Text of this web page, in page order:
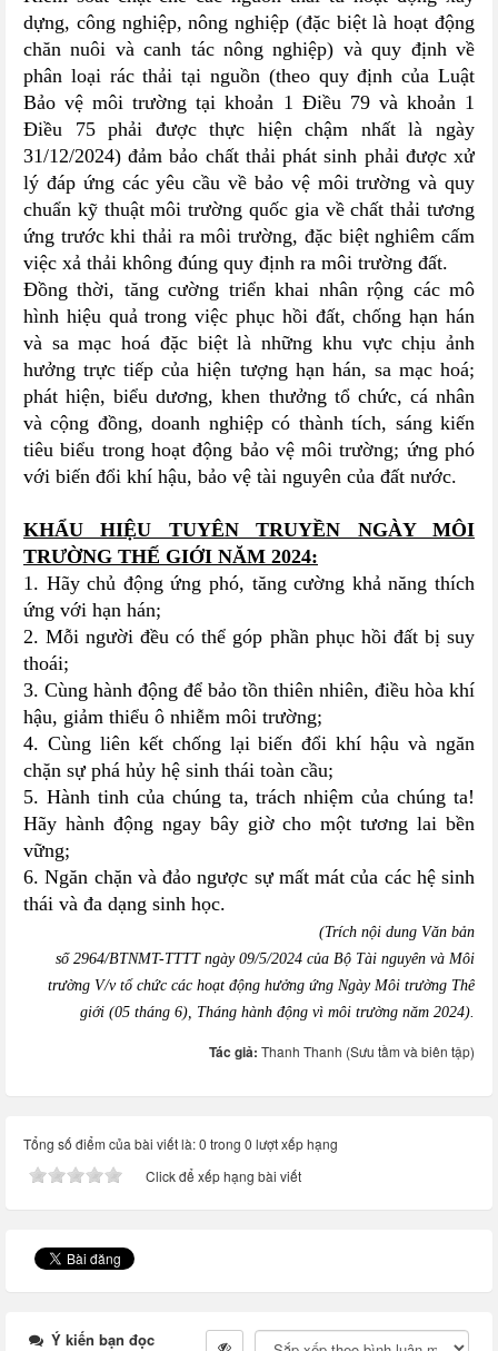
dựng, công nghiệp, nông nghiệp (đặc biệt là hoạt động
chăn nuôi và canh tác nông nghiệp) và quy định về
phân loại rác thải tại nguồn (theo quy định của Luật
Bảo vệ môi trường tại khoản 1 Điều 79 và khoản 1
Điều 75 phải được thực hiện chậm nhất là ngày
31/12/2024) đảm bảo chất thải phát sinh phải được xử
lý đáp ứng các yêu cầu về bảo vệ môi trường và quy
chuẩn kỹ thuật môi trường quốc gia về chất thải tương
ứng trước khi thải ra môi trường, đặc biệt nghiêm cấm
việc xả thải không đúng quy định ra môi trường đất.
Đồng thời, tăng cường triển khai nhân rộng các mô
hình hiệu quả trong việc phục hồi đất, chống hạn hán
và sa mạc hoá đặc biệt là những khu vực chịu ảnh
hưởng trực tiếp của hiện tượng hạn hán, sa mạc hoá;
phát hiện, biểu dương, khen thưởng tổ chức, cá nhân
và cộng đồng, doanh nghiệp có thành tích, sáng kiến
tiêu biểu trong hoạt động bảo vệ môi trường; ứng phó
với biến đổi khí hậu, bảo vệ tài nguyên của đất nước.
KHẨU HIỆU TUYÊN TRUYỀN NGÀY MÔI
TRƯỜNG THẾ GIỚI NĂM 2024:
1. Hãy chủ động ứng phó, tăng cường khả năng thích
ứng với hạn hán;
2. Mỗi người đều có thể góp phần phục hồi đất bị suy
thoái;
3. Cùng hành động để bảo tồn thiên nhiên, điều hòa khí
hậu, giảm thiểu ô nhiễm môi trường;
4. Cùng liên kết chống lại biến đổi khí hậu và ngăn
chặn sự phá hủy hệ sinh thái toàn cầu;
5. Hành tinh của chúng ta, trách nhiệm của chúng ta!
Hãy hành động ngay bây giờ cho một tương lai bền
vững;
6. Ngăn chặn và đảo ngược sự mất mát của các hệ sinh
thái và đa dạng sinh học.
(Trích nội dung Văn bản
số 2964/BTNMT-TTTT ngày 09/5/2024 của Bộ Tài nguyên và Môi
trường V/v tổ chức các hoạt động hưởng ứng Ngày Môi trường Thế
giới (05 tháng 6), Tháng hành động vì môi trường năm 2024).
Tác giả: Thanh Thanh (Sưu tầm và biên tập)
Tổng số điểm của bài viết là: 0 trong 0 lượt xếp hạng
Click để xếp hạng bài viết
Ý kiến bạn đọc